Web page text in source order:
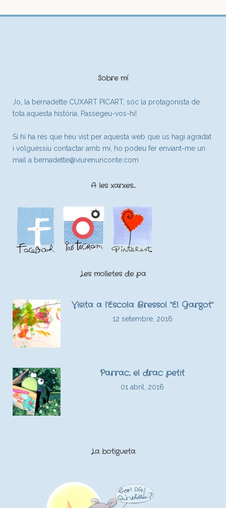
Sobre mí
Jo, la bernadette CUXART PICART, sóc la protagonista de
tota aquesta història. Passegeu-vos-hi!
Si hi ha res que heu vist per aquesta web que us hagi agradat
i volguéssiu contactar amb mi, ho podeu fer enviant-me un
mail a bernadette@viurenunconte.com
A les xarxes…
Les molletes de pa
Visita a l’Escola Bressol “El Gargot”
12 setembre, 2016
Parrac, el drac petit
01 abril, 2016
La botigueta